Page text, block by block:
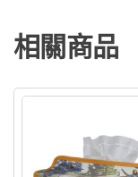
相關商品